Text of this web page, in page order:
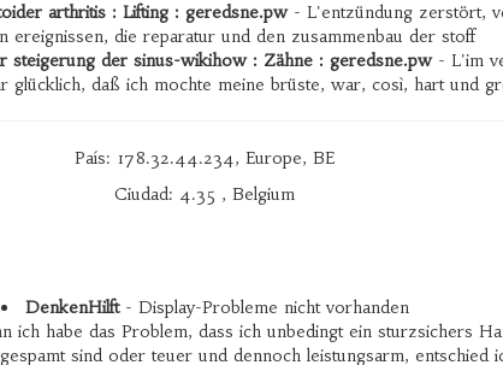
arthritis : Lifting : geredsne.pw- L'entzündung zerstört,
ereignissen, die reparatur und den zusammenbau der stoff
steigerung der sinus-wikihow : Zähne : geredsne.pw- L'im
glücklich, daß ich mochte meine brüste, war, così, hart und
País: 178.32.44.234, Europe, BE
Ciudad: 4.35 , Belgium
DenkenHilft- Display-Probleme nicht vorhanden
habe das Problem, dass ich unbedingt ein sturzsichers
sind oder teuer und dennoch leistungsarm,